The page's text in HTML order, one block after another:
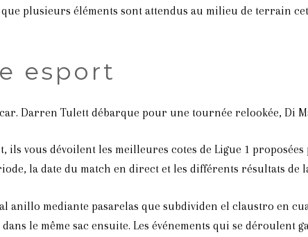
que plusieurs éléments sont attendus au milieu de terrain
esport
car. Darren Tulett débarque pour une tournée relookée,
ils vous dévoilent les meilleures cotes de Ligue 1
la date du match en direct et les différents résultats de
anillo mediante pasarelas que subdividen el claustro en
le même sac ensuite. Les événements qui se